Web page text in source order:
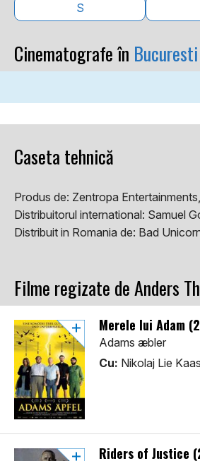
S
Cinematografe în Bucuresti
Caseta tehnică
Produs de: Zentropa
Distribuitorul international: Samuel
Distribuit in Romania de: Bad
Filme regizate de Anders
Merele lui Adam
Adams æbler
Cu: Nikolaj Lie
Riders of Justice